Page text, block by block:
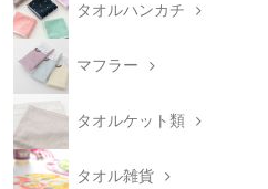
タオルハンカチ
マフラー
タオルケット類
タオル雑貨